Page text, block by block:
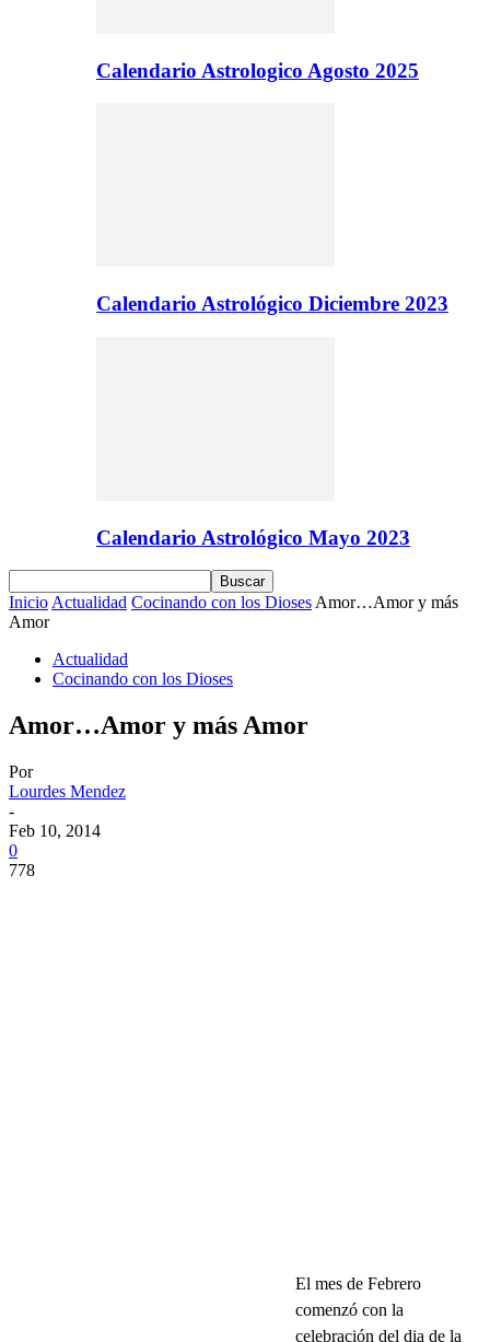
Calendario Astrologico Agosto 2025
Calendario Astrológico Diciembre 2023
Calendario Astrológico Mayo 2023
Inicio Actualidad Cocinando con los Dioses Amor…Amor y más
Amor
Actualidad
Cocinando con los Dioses
Amor…Amor y más Amor
Por
Lourdes Mendez
-
Feb 10, 2014
0
778
El mes de Febrero
comenzó con la
celebración del dia de la